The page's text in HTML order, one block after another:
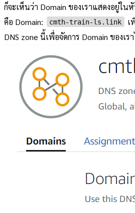
ก็จะเห็นว่า Domain ของเราแสดงอยู่ใ
คือ Domain:
cmth-train-ls.link
เ
DNS zone นี้เพื่อจัดการ Domain ของเร